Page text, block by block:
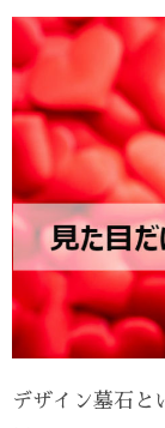
デザイン墓石と